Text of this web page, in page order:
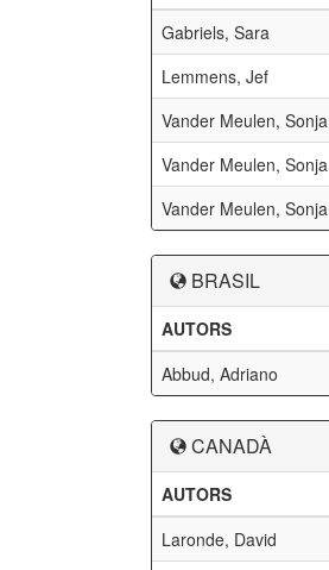
Gabriels, Sara
Lemmens, Jef
Vander Meulen, Sonja
Vander Meulen, Sonja
Vander Meulen, Sonja
BRASIL
AUTORS
Abbud, Adriano
CANADÀ
AUTORS
Laronde, David